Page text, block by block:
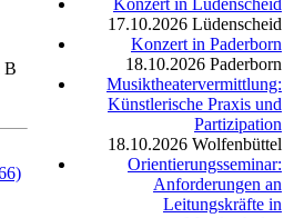
B
Konzert in Lüdenscheid
17.10.2026 Lüdenscheid
Konzert in Paderborn
18.10.2026 Paderborn
Musiktheatervermittlung:
Künstlerische Praxis und
Partizipation
18.10.2026 Wolfenbüttel
Orientierungsseminar:
Anforderungen an
Leitungskräfte in